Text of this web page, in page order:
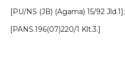
[PU/NS (JB) (Agama) 15/92 Jld.1];
[PANS.196(07)220/1 Klt.3.]